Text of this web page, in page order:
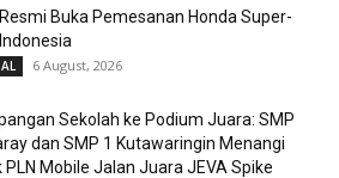
Buka Pemesanan Honda Super-
6 August, 2026
Sekolah ke Podium Juara: SMP
dan SMP 1 Kutawaringin Menangi
PLN Mobile Jalan Juara JEVA Spike